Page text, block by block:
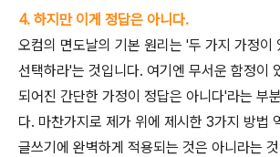
4. 하지만 이게 정답은 아니다.
오컴의 면도날의 기본 원리는 '두 가지 가정이
선택하라'는 것입니다. 여기엔 무서운 함정이
되어진 간단한 가정이 정답은 아니다'라는 부
다. 마찬가지로 제가 위에 제시한 3가지 방법
글쓰기에 완벽하게 적용되는 것은 아니라는